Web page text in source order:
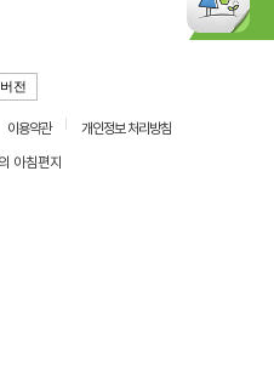
전
이용약관
개인정보 처리방침
아침편지